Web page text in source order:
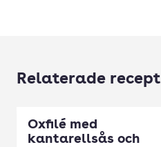
Relaterade recept
Oxfilé med
kantarellsås och